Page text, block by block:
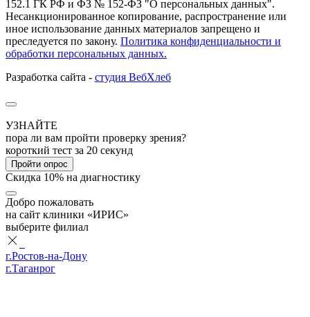
152.1 ГК РФ и ФЗ № 152-ФЗ "О персональных данных".
Несанкционированное копирование, распространение или
иное использование данных материалов запрещено и
преследуется по закону. Политика конфиденциальности и
обработки персональных данных.
Разработка сайта - студия ВебХлеб
УЗНАЙТЕ
пора ли вам пройти проверку зрения?
короткий тест за 20 секунд
Пройти опрос
Скидка 10% на диагностику
Добро пожаловать
на сайт клиники «ИРИС»
выберите филиал
г.Ростов-на-Дону
г.Таганрог